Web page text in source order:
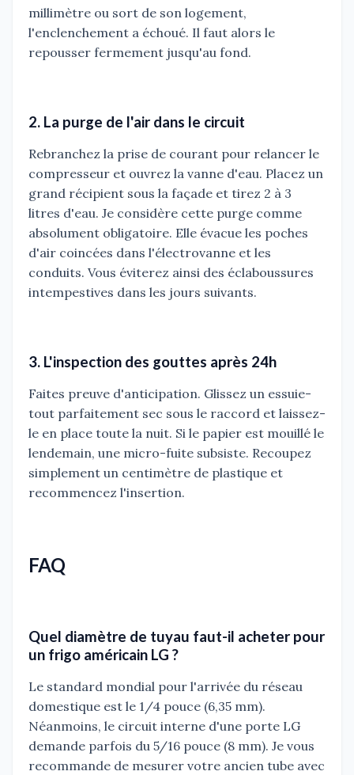
millimètre ou sort de son logement,
l'enclenchement a échoué. Il faut alors le
repousser fermement jusqu'au fond.
2. La purge de l'air dans le circuit
Rebranchez la prise de courant pour relancer le
compresseur et ouvrez la vanne d'eau. Placez un
grand récipient sous la façade et tirez 2 à 3
litres d'eau. Je considère cette purge comme
absolument obligatoire. Elle évacue les poches
d'air coincées dans l'électrovanne et les
conduits. Vous éviterez ainsi des éclaboussures
intempestives dans les jours suivants.
3. L'inspection des gouttes après 24h
Faites preuve d'anticipation. Glissez un essuie-
tout parfaitement sec sous le raccord et laissez-
le en place toute la nuit. Si le papier est mouillé le
lendemain, une micro-fuite subsiste. Recoupez
simplement un centimètre de plastique et
recommencez l'insertion.
FAQ
Quel diamètre de tuyau faut-il acheter pour
un frigo américain LG ?
Le standard mondial pour l'arrivée du réseau
domestique est le 1/4 pouce (6,35 mm).
Néanmoins, le circuit interne d'une porte LG
demande parfois du 5/16 pouce (8 mm). Je vous
recommande de mesurer votre ancien tube avec